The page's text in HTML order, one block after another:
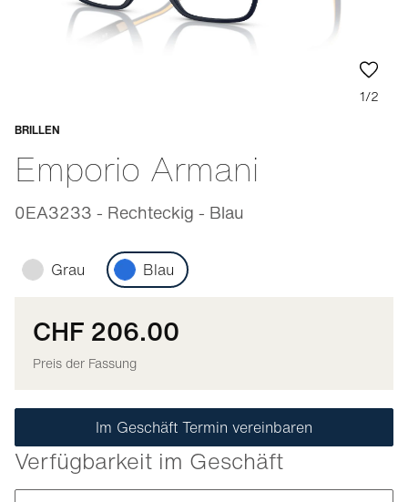
1/2
BRILLEN
Emporio Armani
0EA3233 - Rechteckig - Blau
Anpassbar
Grau Blau
CHF 206.00
Preis der Fassung
Im Geschäft Termin vereinbaren
Verfügbarkeit im Geschäft